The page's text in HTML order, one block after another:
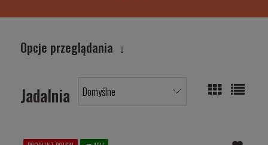
Opcje przeglądania
Jadalnia